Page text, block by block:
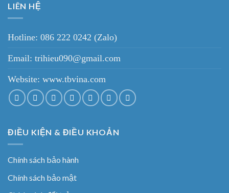
LIÊN HỆ
Hotline: 086 222 0242 (Zalo)
Email: trihieu090@gmail.com
Website: www.tbvina.com
ĐIỀU KIỆN & ĐIỀU KHOẢN
Chính sách bảo hành
Chính sách bảo mật